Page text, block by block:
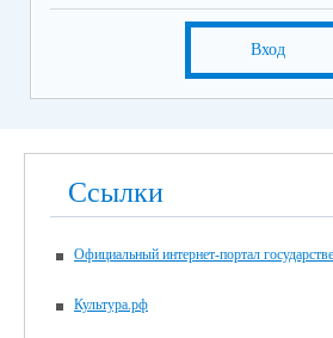
Вход
Ссылки
Официальный интернет-портал
Культура.рф